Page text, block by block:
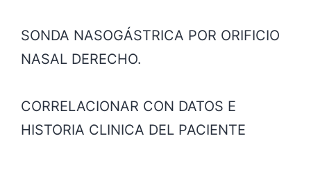
SONDA NASOGÁSTRICA POR ORIFICIO
NASAL DERECHO.
CORRELACIONAR CON DATOS E
HISTORIA CLINICA DEL PACIENTE